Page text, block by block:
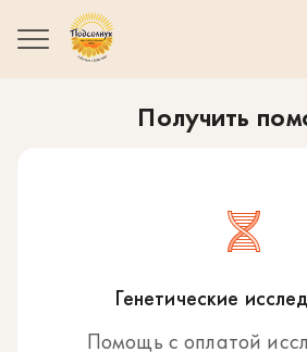
Получить
Генетические
Помощь с оплатой